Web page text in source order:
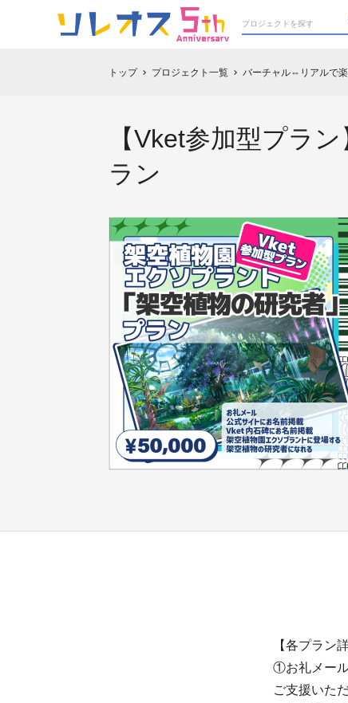
トップ chevron_right プロジェクト一覧 chevron_right バーチャル⇔リアルで楽
【Vket参加型プラ
ラン
【各プラン
①お礼メー
ご支援いた